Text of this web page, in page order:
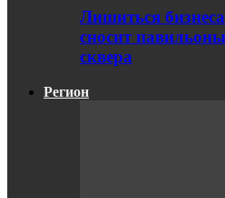
Лишиться
сносит
сквера
Регион